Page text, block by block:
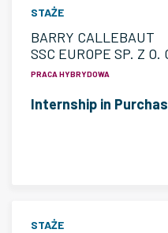
STAŻE
BARRY CALLEBAUT
SSC EUROPE SP. Z O.
PRACA HYBRYDOWA
Internship in
STAŻE